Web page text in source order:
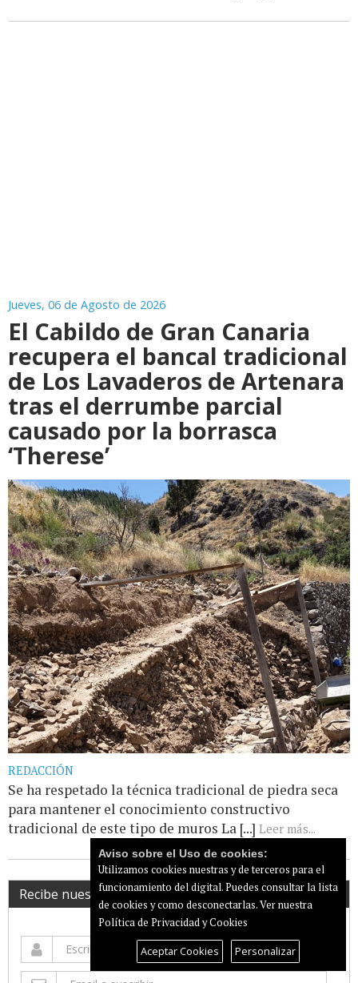
Jueves, 06 de Agosto de 2026
El Cabildo de Gran Canaria
recupera el bancal tradicional
de Los Lavaderos de Artenara
tras el derrumbe parcial
causado por la borrasca
‘Therese’
REDACCIÓN
Se ha respetado la técnica tradicional de piedra seca
para mantener el conocimiento constructivo
tradicional de este tipo de muros La [...] Leer más...
Recibe nuestro newsletter
Aviso sobre el Uso de cookies:
Utilizamos cookies nuestras y de terceros para el
funcionamiento del digital. Puedes consultar la lista
de cookies y como desconectarlas.Ver nuestra
Política de Privacidad y Cookies
Aceptar Cookies Personalizar